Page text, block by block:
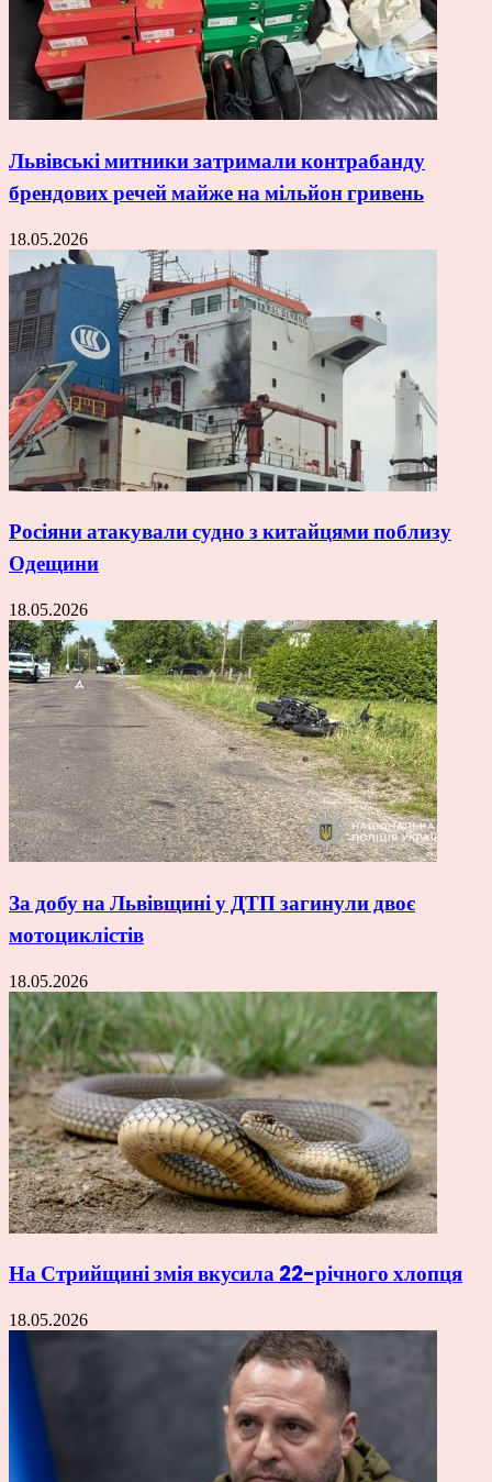
Львівські митники затримали контрабанду
брендових речей майже на мільйон гривень
18.05.2026
Росіяни атакували судно з китайцями поблизу
Одещини
18.05.2026
За добу на Львівщині у ДТП загинули двоє
мотоциклістів
18.05.2026
На Стрийщині змія вкусила 22-річного хлопця
18.05.2026